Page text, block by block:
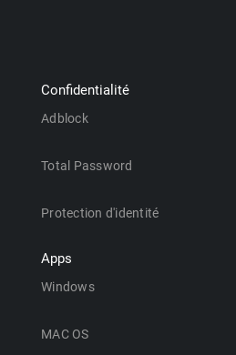
Confidentialité
Adblock
Total Password
Protection d'identité
Apps
Windows
MAC OS